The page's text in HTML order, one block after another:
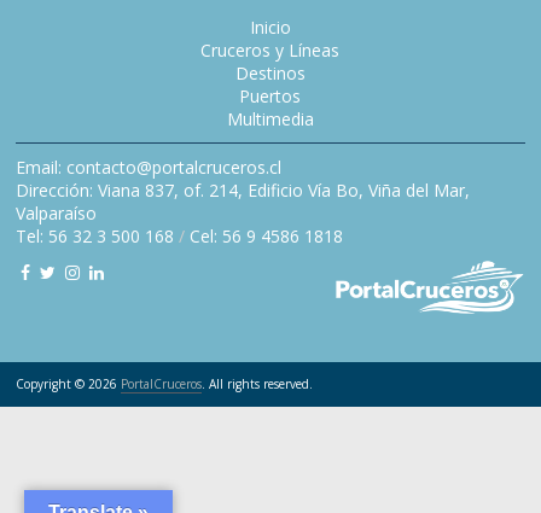
Inicio
Cruceros y Líneas
Destinos
Puertos
Multimedia
Email: contacto@portalcruceros.cl
Dirección: Viana 837, of. 214, Edificio Vía Bo, Viña del Mar,
Valparaíso
Tel: 56 32 3 500 168 / Cel: 56 9 4586 1818
Copyright © 2026 PortalCruceros. All rights reserved.